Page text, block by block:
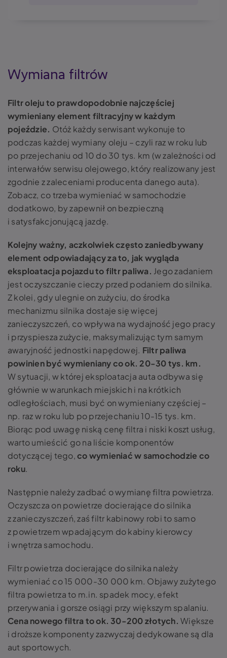
Wymiana filtrów
Filtr oleju to prawdopodobnie najczęściej
wymieniany element filtracyjny w każdym
pojeździe. Otóż każdy serwisant wykonuje to
podczas każdej wymiany oleju – czyli raz w roku lub
po przejechaniu od 10 do 30 tys. km (w zależności od
interwałów serwisu olejowego, który realizowany jest
zgodnie z zaleceniami producenta danego auta).
Zobacz, co trzeba wymieniać w samochodzie
dodatkowo, by zapewnił on bezpieczną
i satysfakcjonującą jazdę.
Kolejny ważny, aczkolwiek często zaniedbywany
element odpowiadający za to, jak wygląda
eksploatacja pojazduto filtr paliwa. Jego zadaniem
jest oczyszczanie cieczy przed podaniem do silnika.
Z kolei, gdy ulegnie on zużyciu, do środka
mechanizmu silnika dostaje się więcej
zanieczyszczeń, co wpływa na wydajność jego pracy
i przyspiesza zużycie, maksymalizując tym samym
awaryjność jednostki napędowej. Filtr paliwa
powinien być wymieniany co ok. 20-30 tys. km.
W sytuacji, w której eksploatacja auta odbywa się
głównie w warunkach miejskich i na krótkich
odległościach, musi być on wymieniany częściej –
np. raz w roku lub po przejechaniu 10-15 tys. km.
Biorąc pod uwagę niską cenę filtra i niski koszt usług,
warto umieścić go na liście komponentów
dotyczącej tego,co wymieniać w samochodzie co
roku.
Następnie należy zadbać o wymianę filtra powietrza.
Oczyszcza on powietrze docierające do silnika
z zanieczyszczeń, zaś filtr kabinowy robi to samo
z powietrzem wpadającym do kabiny kierowcy
i wnętrza samochodu.
Filtr powietrza docierające do silnika należy
wymieniać co 15 000-30 000 km. Objawy zużytego
filtra powietrza to m.in. spadek mocy, efekt
przerywania i gorsze osiągi przy większym spalaniu.
Cena nowego filtra to ok. 30-200 złotych. Większe
i droższe komponenty zazwyczaj dedykowane są dla
aut sportowych.